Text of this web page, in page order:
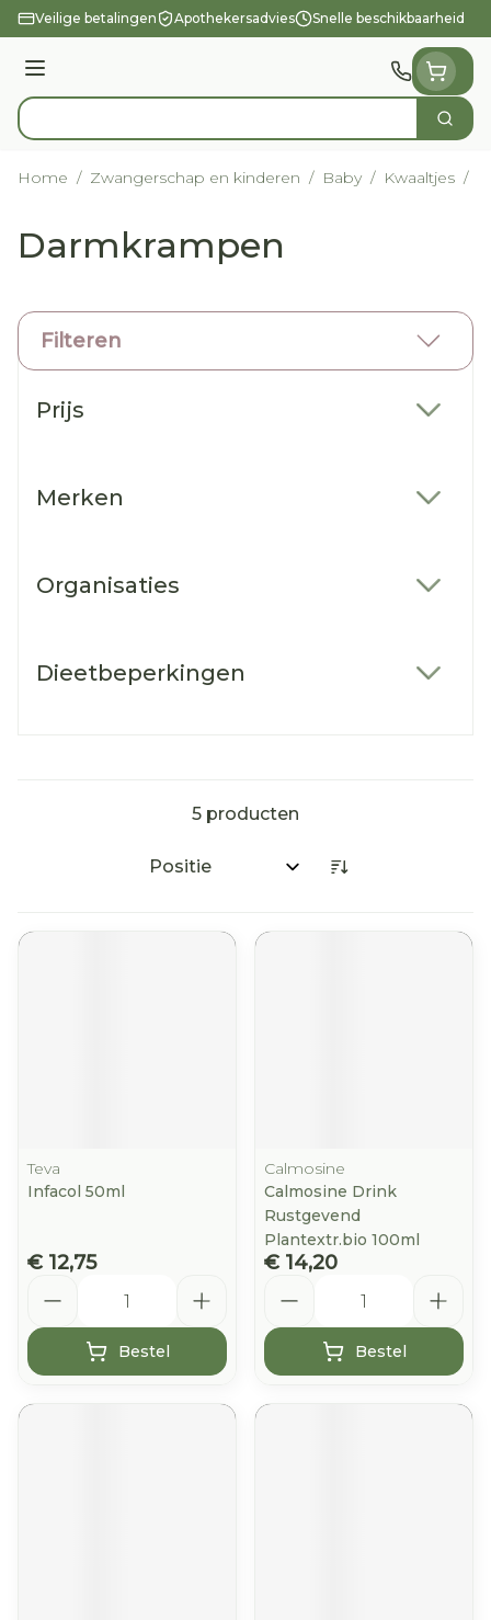
Ga naar de inhoud
Veilige betalingen Apothekersadvies Snelle beschikbaarheid
Menu
Product, merk, categorie... Zoek
Home / Zwangerschap en kinderen / Baby / Kwaaltjes /
Darmkrampen
Filteren
Prijs
Merken
Organisaties
Dieetbeperkingen
5 producten
Sorteer op:
Teva
Infacol 50ml
€ 12,75
Bestel
Calmosine
Calmosine Drink
Rustgevend
Plantextr.bio 100ml
€ 14,20
Bestel